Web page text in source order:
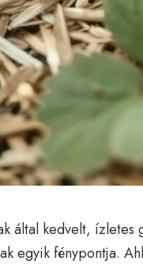
által kedvelt, ízletes
egyik fénypontja.